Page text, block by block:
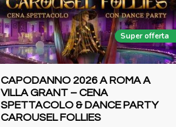
Super offerta
CAPODANNO 2026 A ROMA A
VILLA GRANT – CENA
SPETTACOLO & DANCE PARTY
CAROUSEL FOLLIES